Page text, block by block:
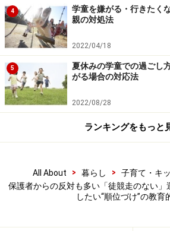
毎年、この季節になると憂うつな顔を
られた運動会
「毎年、運動会の季節になると憂
が子が、今年は、『お母さん！目標
笑顔でガッツポーズ。私も『よくが
から言ってあげることができて嬉し
にくる保護者の姿もあったそうです
「勝ち負けを味わうことも
アンケートからの意外な結
4
学童を嫌がる・行きたく
親の対処法
2022/04/18
5
夏休みの学童での過ごし
がる場合の対応法
2022/08/28
ランキングをもっと
All About > 暮らし > 子育て・キ
保護者からの反対も多い「徒競走のない」
したい“順位づけ”の教育